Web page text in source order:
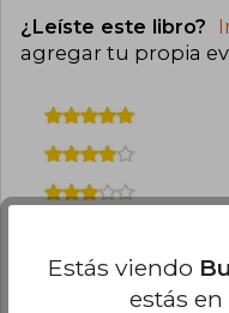
¿Leíste este libro?
agregar tu propia
Estás viendo
estás en